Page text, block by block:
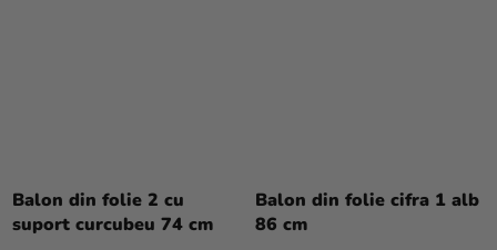
Balon din folie 2 cu
suport curcubeu 74 cm
Balon din folie cifra 1 alb
86 cm